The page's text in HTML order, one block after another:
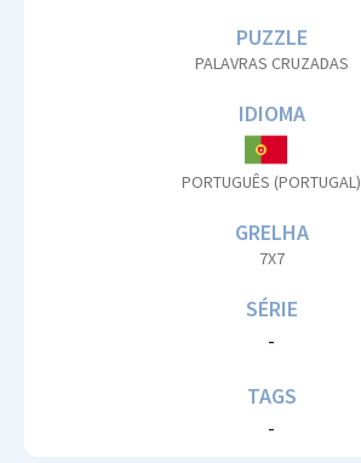
PUZZLE
PALAVRAS CRUZADAS
IDIOMA
PORTUGUÊS (PORTUGAL)
GRELHA
7X7
SÉRIE
-
TAGS
-